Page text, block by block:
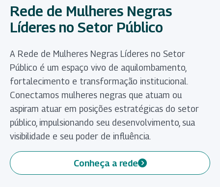
Rede de Mulheres Negras
Líderes no Setor Público
A Rede de Mulheres Negras Líderes no Setor
Público é um espaço vivo de aquilombamento,
fortalecimento e transformação institucional.
Conectamos mulheres negras que atuam ou
aspiram atuar em posições estratégicas do setor
público, impulsionando seu desenvolvimento, sua
visibilidade e seu poder de influência.
Conheça a rede
(abre em nova aba)